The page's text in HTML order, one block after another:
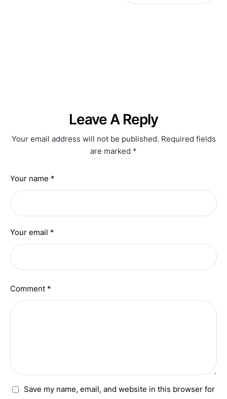
Leave A Reply
Your email address will not be published. Required fields
are marked *
Comment *
Your name *
Your email *
Save my name, email, and website in this browser for